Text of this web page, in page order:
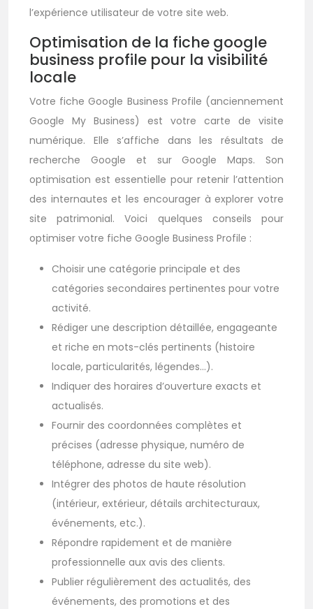
l’expérience utilisateur de votre site web.
Optimisation de la fiche google
business profile pour la visibilité
locale
Votre fiche Google Business Profile (anciennement
Google My Business) est votre carte de visite
numérique. Elle s’affiche dans les résultats de
recherche Google et sur Google Maps. Son
optimisation est essentielle pour retenir l’attention
des internautes et les encourager à explorer votre
site patrimonial. Voici quelques conseils pour
optimiser votre fiche Google Business Profile :
Choisir une catégorie principale et des
catégories secondaires pertinentes pour votre
activité.
Rédiger une description détaillée, engageante
et riche en mots-clés pertinents (histoire
locale, particularités, légendes…).
Indiquer des horaires d’ouverture exacts et
actualisés.
Fournir des coordonnées complètes et
précises (adresse physique, numéro de
téléphone, adresse du site web).
Intégrer des photos de haute résolution
(intérieur, extérieur, détails architecturaux,
événements, etc.).
Répondre rapidement et de manière
professionnelle aux avis des clients.
Publier régulièrement des actualités, des
événements, des promotions et des